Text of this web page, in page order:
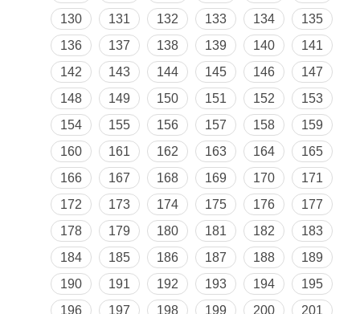
130
131 132 133 134
135
136
137 138 139 140
141
142
143 144 145 146
147
148
149 150 151 152
153
154
155 156 157 158
159
160
161 162 163 164
165
166
167 168 169 170
171
172
173 174 175 176
177
178
179 180 181 182
183
184
185 186 187 188
189
190
191 192 193 194
195
196
197 198 199 200
201